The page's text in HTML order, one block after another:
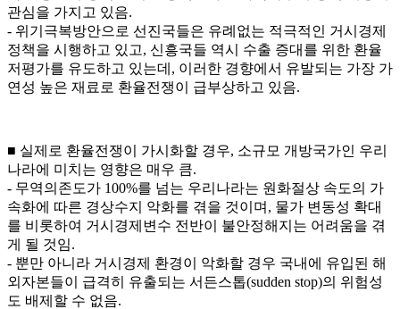
관심을 가지고 있음.
- 위기극복방안으로 선진국들은 유례없는 적극적인 거시경제
정책을 시행하고 있고, 신흥국들 역시 수출 증대를 위한 환율
저평가를 유도하고 있는데, 이러한 경향에서 유발되는 가장 가
연성 높은 재료로 환율전쟁이 급부상하고 있음.
■ 실제로 환율전쟁이 가시화할 경우, 소규모 개방국가인 우리
나라에 미치는 영향은 매우 큼.
- 무역의존도가 100%를 넘는 우리나라는 원화절상 속도의 가
속화에 따른 경상수지 악화를 겪을 것이며, 물가 변동성 확대
를 비롯하여 거시경제변수 전반이 불안정해지는 어려움을 겪
게 될 것임.
- 뿐만 아니라 거시경제 환경이 악화할 경우 국내에 유입된 해
외자본들이 급격히 유출되는 서든스톱(sudden stop)의 위험성
도 배제할 수 없음.